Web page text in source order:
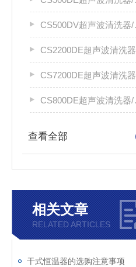
CS500DV超声波清洗器/清洗机
CS2200DE超声波清洗器/清洗机
CS7200DE超声波清洗器/清洗机
CS800DE超声波清洗器/清洗机
查看全部
相关文章
RELATED ARTICLES
干式恒温器的选购注意事项